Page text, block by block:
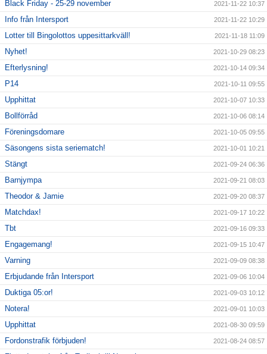
Black Friday - 25-29 november 2021-11-22 10:37
Info från Intersport 2021-11-22 10:29
Lotter till Bingolottos uppesittarkväll! 2021-11-18 11:09
Nyhet! 2021-10-29 08:23
Efterlysning! 2021-10-14 09:34
P14 2021-10-11 09:55
Upphittat 2021-10-07 10:33
Bollförråd 2021-10-06 08:14
Föreningsdomare 2021-10-05 09:55
Säsongens sista seriematch! 2021-10-01 10:21
Stängt 2021-09-24 06:36
Barnjympa 2021-09-21 08:03
Theodor & Jamie 2021-09-20 08:37
Matchdax! 2021-09-17 10:22
Tbt 2021-09-16 09:33
Engagemang! 2021-09-15 10:47
Varning 2021-09-09 08:38
Erbjudande från Intersport 2021-09-06 10:04
Duktiga 05:or! 2021-09-03 10:12
Notera! 2021-09-01 10:03
Upphittat 2021-08-30 09:59
Fordonstrafik förbjuden! 2021-08-24 08:57